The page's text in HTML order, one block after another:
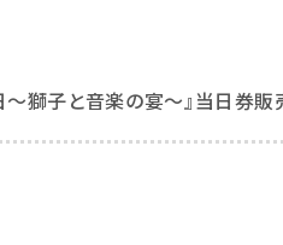
獅子と音楽の宴～』当日券販